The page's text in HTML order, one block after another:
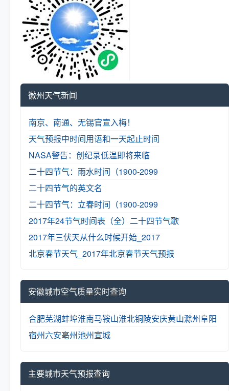
徽州天气新闻
南京、南通、无锡官宣入梅！
天气预报中时间用语和一天起止时间
NASA警告：创纪录低温即将来临
二十四节气：雨水时间（1900-2099
二十四节气的英文名
二十四节气：立春时间（1900-2099
2017年24节气时间表（全） 二十四节气歌
2017年三伏天从什么时候开始_2017
北京春节天气_2017年北京春节天气预报
安徽城市空气质量实时查询
合肥芜湖蚌埠淮南马鞍山淮北铜陵安庆黄山滁州阜阳
宿州六安亳州池州宣城
主要城市天气预报查询